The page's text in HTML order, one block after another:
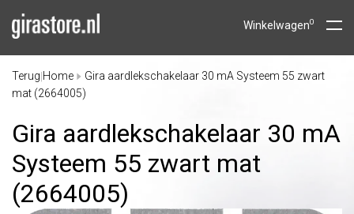
Winkelwagen0
Terug Home
Gira aardlekschakelaar 30 mA Systeem 55 zwart
mat (2664005)
Gira aardlekschakelaar 30 mA
Systeem 55 zwart mat
(2664005)